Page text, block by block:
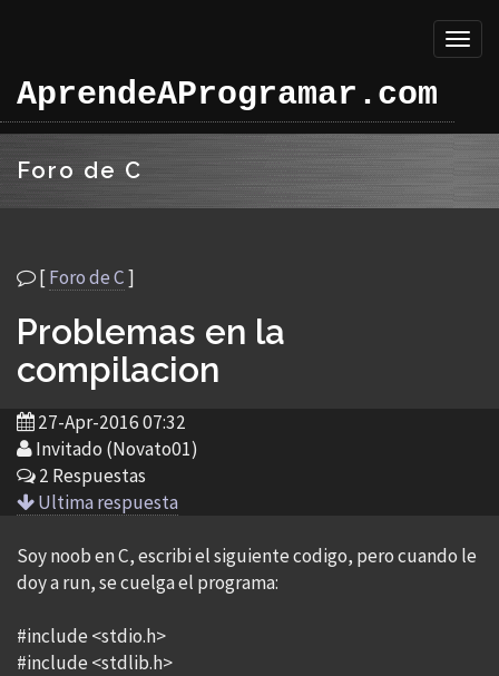
AprendeAProgramar.com
Foro de C
[Foro de C]
Problemas en la
compilacion
27-Apr-2016 07:32
Invitado (Novato01)
2 Respuestas
Ultima respuesta
Soy noob en C, escribi el siguiente codigo, pero cuando le
doy a run, se cuelga el programa:
#include <stdio.h>
#include <stdlib.h>